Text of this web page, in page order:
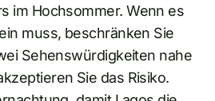
im Hochsommer. Wenn es
muss, beschränken Sie
Sehenswürdigkeiten nahe
Sie das Risiko.